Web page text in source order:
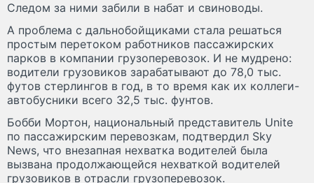
Следом за ними забили в набат и свиноводы.
А проблема с дальнобойщиками стала решаться
простым перетоком работников пассажирских
парков в компании грузоперевозок. И не мудрено:
водители грузовиков зарабатывают до 78,0 тыс.
футов стерлингов в год, в то время как их коллеги-
автобусники всего 32,5 тыс. фунтов.
Бобби Мортон, национальный представитель Unite
по пассажирским перевозкам, подтвердил Sky
News, что внезапная нехватка водителей была
вызвана продолжающейся нехваткой водителей
грузовиков в отрасли грузоперевозок.